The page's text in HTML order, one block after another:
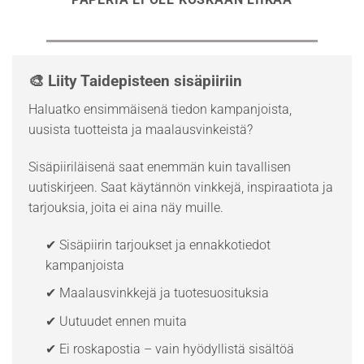
🎨 Liity Taidepisteen sisäpiiriin
Haluatko ensimmäisenä tiedon kampanjoista,
uusista tuotteista ja maalausvinkeistä?
Sisäpiiriläisenä saat enemmän kuin tavallisen
uutiskirjeen. Saat käytännön vinkkejä, inspiraatiota ja
tarjouksia, joita ei aina näy muille.
✔ Sisäpiirin tarjoukset ja ennakkotiedot
kampanjoista
✔ Maalausvinkkejä ja tuotesuosituksia
✔ Uutuudet ennen muita
✔ Ei roskapostia – vain hyödyllistä sisältöä